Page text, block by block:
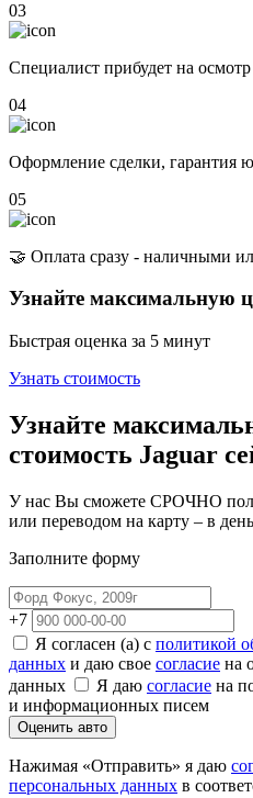
03
Специалист прибудет на
04
Оформление сделки, гарантия
05
🤝 Оплата сразу - наличными
Узнайте максимальную
Быстрая оценка за 5 минут
Узнать стоимость
Узнайте
стоимость Jaguar
У нас Вы сможете СРОЧНО
или переводом на карту – в
Заполните форму
+7
Я согласен (а) с политикой
данных и даю свое согласие на
данных
Я даю согласие на
и информационных писем
Оценить авто
Нажимая «Отправить» я даю
персональных данных в